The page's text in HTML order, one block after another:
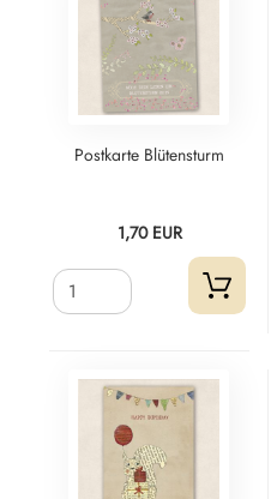
Postkarte Blütensturm
1,70 EUR